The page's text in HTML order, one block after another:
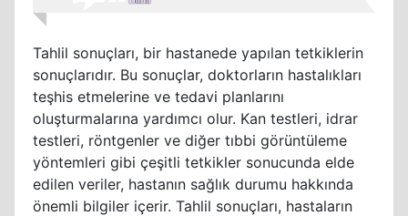
Tahlil sonuçları, bir hastanede yapılan tetkiklerin
sonuçlarıdır. Bu sonuçlar, doktorların hastalıkları
teşhis etmelerine ve tedavi planlarını
oluşturmalarına yardımcı olur. Kan testleri, idrar
testleri, röntgenler ve diğer tıbbi görüntüleme
yöntemleri gibi çeşitli tetkikler sonucunda elde
edilen veriler, hastanın sağlık durumu hakkında
önemli bilgiler içerir. Tahlil sonuçları, hastaların